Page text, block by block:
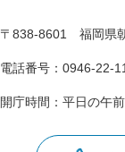
〒838-8601 福岡県
電話番号：0946-22-
開庁時間：平日の午